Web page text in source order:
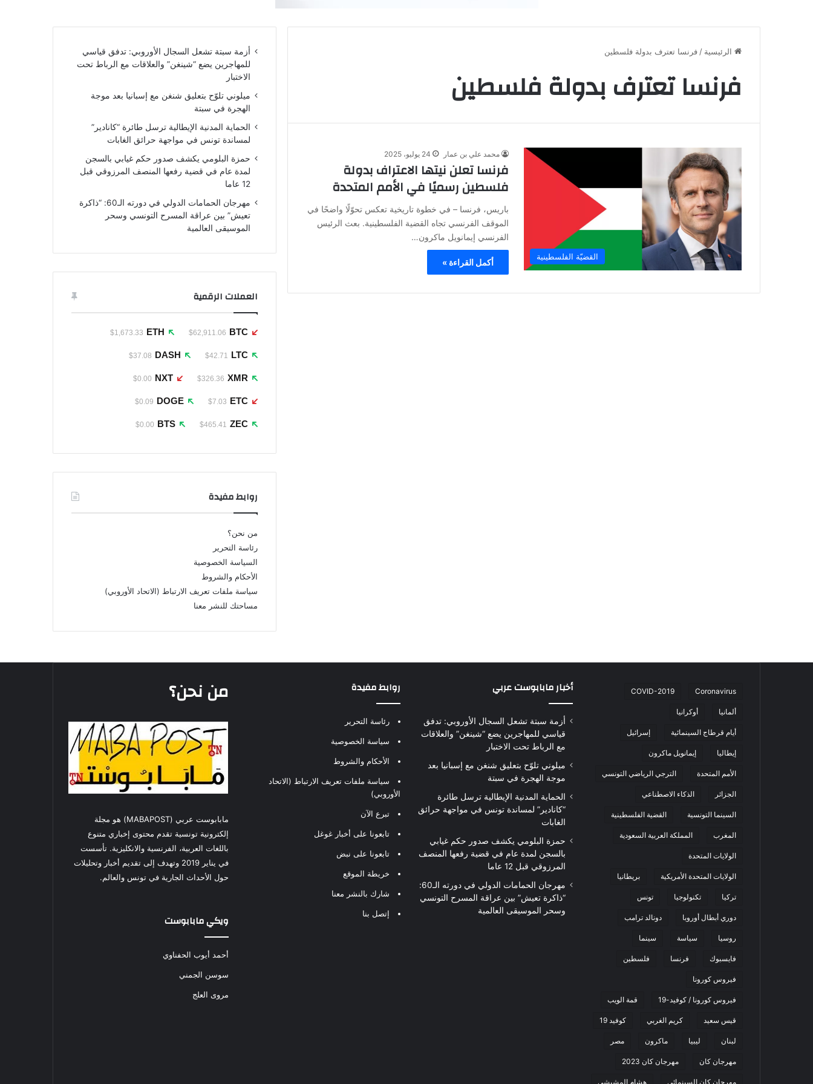
الرئيسية / فرنسا تعترف بدولة فلسطين
فرنسا تعترف بدولة فلسطين
القضيّة الفلسطينية
محمد علي بن عمار 24 يوليو، 2025
فرنسا تعلن نيتها الاعتراف بدولة
فلسطين رسميًا في الأمم المتحدة
باريس، فرنسا – في خطوة تاريخية تعكس تحوّلًا واضحًا في
الموقف الفرنسي تجاه القضية الفلسطينية. بعث الرئيس
الفرنسي إيمانويل ماكرون…
أكمل القراءة »
أزمة سبتة تشعل السجال الأوروبي: تدفق قياسي
للمهاجرين يضع “شينغن” والعلاقات مع الرباط تحت
الاختبار
ميلوني تلوّح بتعليق شنغن مع إسبانيا بعد موجة
الهجرة في سبتة
الحماية المدنية الإيطالية ترسل طائرة “كانادير”
لمساندة تونس في مواجهة حرائق الغابات
حمزة البلومي يكشف صدور حكم غيابي بالسجن
لمدة عام في قضية رفعها المنصف المرزوقي قبل
12 عاما
مهرجان الحمامات الدولي في دورته الـ60: “ذاكرة
تعيش” بين عراقة المسرح التونسي وسحر
الموسيقى العالمية
العملات الرقمية
BTC
$62,911.06
ETH
$1,673.33
LTC
$42.71
DASH
$37.08
XMR
$326.36
NXT
$0.00
ETC
$7.03
DOGE
$0.09
ZEC
$465.41
BTS
$0.00
روابط مفيدة
من نحن؟
رئاسة التحرير
السياسة الخصوصية
الأحكام والشروط
سياسة ملفات تعريف الارتباط (الاتحاد الأوروبي)
مساحتك للنشر معنا
Coronavirus
COVID-2019
ألمانيا أوكرانيا
أيام قرطاج السينمائية إسرائيل
إيطاليا إيمانويل ماكرون
الأمم المتحدة الترجي الرياضي التونسي
الجزائر الذكاء الاصطناعي
السينما التونسية القضية الفلسطينية
المغرب المملكة العربية السعودية
الولايات المتحدة
الولايات المتحدة الأمريكية بريطانيا
تركيا تكنولوجيا تونس
دوري أبطال أوروبا دونالد ترامب
روسيا سياسة سينما
فايسبوك فرنسا فلسطين
فيروس كورونا
فيروس كورونا / كوفيد-19 قمة الويب
قيس سعيد كريم الغربي كوفيد 19
لبنان ليبيا ماكرون مصر
مهرجان كان مهرجان كان 2023
مهرجان كان السينمائي هشام المشيشي
أخبار مابابوست عربي
أزمة سبتة تشعل السجال الأوروبي: تدفق
قياسي للمهاجرين يضع “شينغن” والعلاقات
مع الرباط تحت الاختبار
ميلوني تلوّح بتعليق شنغن مع إسبانيا بعد
موجة الهجرة في سبتة
الحماية المدنية الإيطالية ترسل طائرة
“كانادير” لمساندة تونس في مواجهة حرائق
الغابات
حمزة البلومي يكشف صدور حكم غيابي
بالسجن لمدة عام في قضية رفعها المنصف
المرزوقي قبل 12 عاما
مهرجان الحمامات الدولي في دورته الـ60:
“ذاكرة تعيش” بين عراقة المسرح التونسي
وسحر الموسيقى العالمية
روابط مفيدة
رئاسة التحرير
سياسة الخصوصية
الأحكام والشروط
سياسة ملفات تعريف الارتباط (الاتحاد
الأوروبي)
تبرع الآن
تابعونا على أخبار غوغل
تابعونا على نبض
خريطة الموقع
شارك بالنشر معنا
إتصل بنا
من نحن؟
مابابوست عربي (MABAPOST) هو مجلة
إلكترونية تونسية تقدم محتوى إخباري متنوع
باللغات العربية، الفرنسية والانكليزية. تأسست
في يناير 2019 وتهدف إلى تقديم أخبار وتحليلات
حول الأحداث الجارية في تونس والعالم.
ويكي مابابوست
أحمد أيوب الحفناوي
سوسن الجمني
مروى العلج